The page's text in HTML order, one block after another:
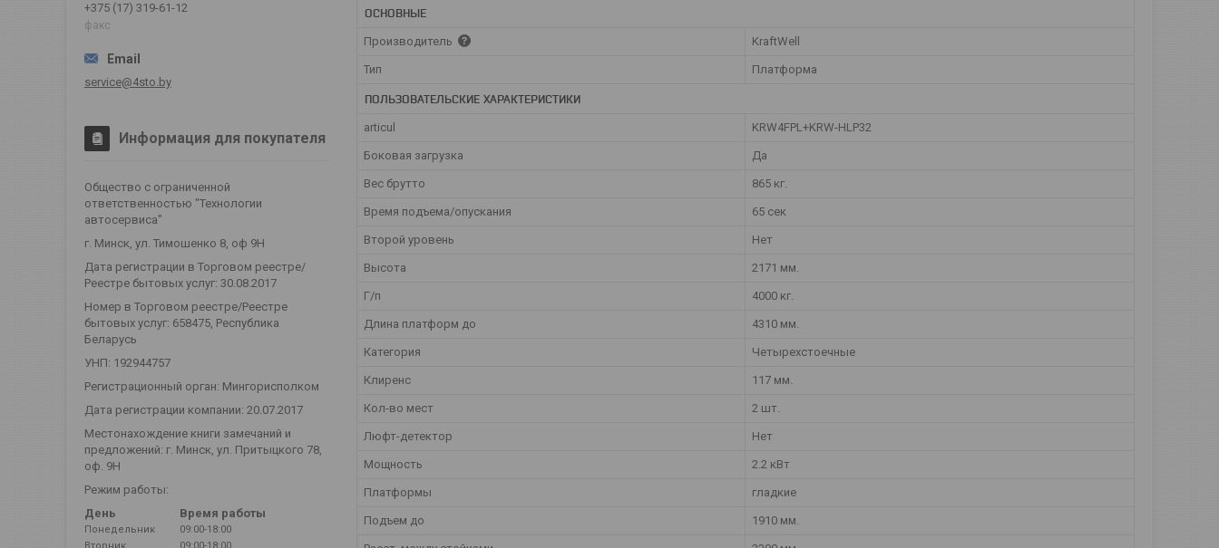
ОСНОВНЫЕ
Производитель KraftWell
Тип Платформа
ПОЛЬЗОВАТЕЛЬСКИЕ ХАРАКТЕРИСТИКИ
articul KRW4FPL+KRW-HLP32
Боковая загрузка Да
Вес брутто 865 кг.
Время подъема/опускания 65 сек
Второй уровень Нет
Высота 2171 мм.
Г/п 4000 кг.
Длина платформ до 4310 мм.
Категория Четырехстоечные
Клиренс 117 мм.
Кол-во мест 2 шт.
Люфт-детектор Нет
Мощность 2.2 кВт
Платформы гладкие
Подъем до 1910 мм.
+375 (17) 319-61-12
факс
service@4sto.by
Информация для покупателя
Общество с ограниченной
ответственностью "Технологии
автосервиса"
г. Минск, ул. Тимошенко 8, оф 9Н
Дата регистрации в Торговом реестре/
Реестре бытовых услуг: 30.08.2017
Номер в Торговом реестре/Реестре
бытовых услуг: 658475, Республика
Беларусь
УНП: 192944757
Регистрационный орган: Мингорисполком
Дата регистрации компании: 20.07.2017
Местонахождение книги замечаний и
предложений: г. Минск, ул. Притыцкого 78,
оф. 9Н
Режим работы:
День
Время работы
Понедельник
09:00-18:00
Вторник
09:00-18:00